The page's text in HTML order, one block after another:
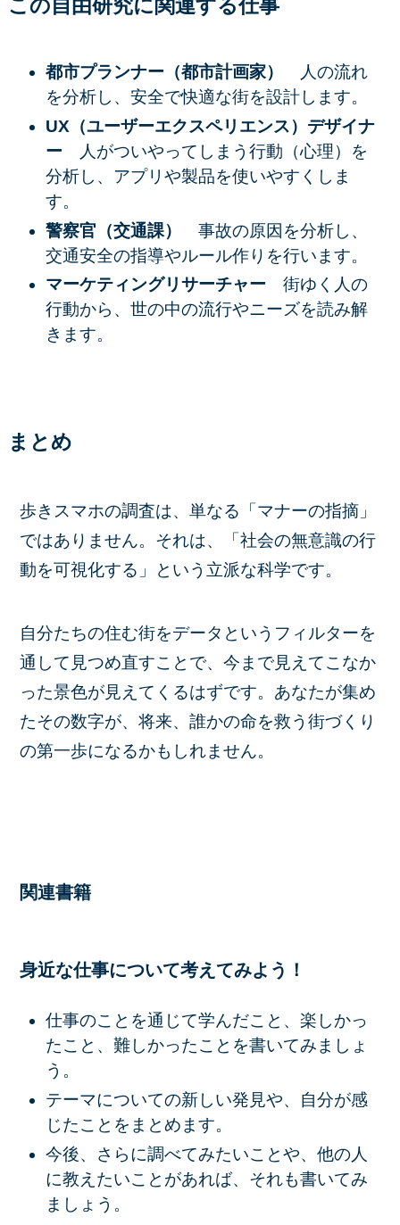
この自由研究に関連する仕事
都市プランナー（都市計画家）
人の流れ
を分析し、安全で快適な街を設計します。
UX（ユーザーエクスペリエンス）デザイナ
ー
人がついやってしまう行動（心理）を
分析し、アプリや製品を使いやすくしま
す。
警察官（交通課） 事故の原因を分析し、
交通安全の指導やルール作りを行います。
マーケティングリサーチャー 街ゆく人の
行動から、世の中の流行やニーズを読み解
きます。
まとめ
歩きスマホの調査は、単なる「マナーの指摘」
ではありません。それは、「社会の無意識の行
動を可視化する」という立派な科学です。
自分たちの住む街をデータというフィルターを
通して見つめ直すことで、今まで見えてこなか
った景色が見えてくるはずです。あなたが集め
たその数字が、将来、誰かの命を救う街づくり
の第一歩になるかもしれません。
関連書籍
身近な仕事について考えてみよう！
仕事のことを通じて学んだこと、楽しかっ
たこと、難しかったことを書いてみましょ
う。
テーマについての新しい発見や、自分が感
じたことをまとめます。
今後、さらに調べてみたいことや、他の人
に教えたいことがあれば、それも書いてみ
ましょう。